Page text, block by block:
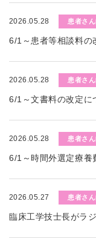
2026.05.28 患者さ
6/1～患者等相談料の
2026.05.28 患者さ
6/1～文書料の改定に
2026.05.28 患者さ
6/1～時間外選定療養
2026.05.27 患者さ
臨床工学技士長がラ